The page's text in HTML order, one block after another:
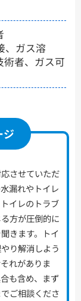
、ガス溶
術者、ガス可
ジ
させていただ
漏れやトイレ
イレのトラブ
方が圧倒的に
きます。トイ
り解消しよう
れがありま
も含め、まず
ご相談くださ